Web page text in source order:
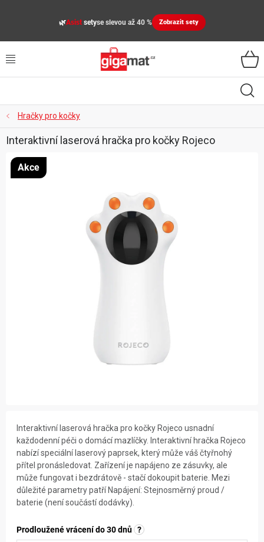
🌿Asistsetyse slevou až 40 % Zobrazit sety
ZAHRADA
DÍLNA
ÚLOŽNÉ BOXY, PLASTOVÉ REGÁLY, ORGANIZÉRY
Hračky pro kočky
Interaktivní laserová hračka pro kočky Rojeco usnadní
každodenní péči o domácí mazlíčky. Interaktivní hračka Rojeco
nabízí speciální laserový paprsek, který může váš čtyřnohý
přítel pronásledovat. Zařízení je napájeno ze zásuvky, ale
může fungovat i bezdrátově - stačí dokoupit baterie. Mezi
důležité parametry patří Napájení: Stejnosměrný proud /
baterie (není součástí dodávky).
Prodloužené vrácení do 30 dnů ?
Interaktivní laserová hračka pro kočky Rojeco
Akce